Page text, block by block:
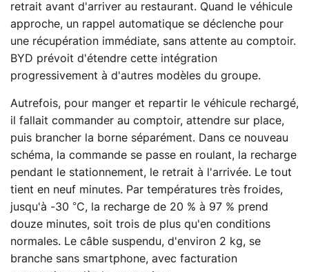
retrait avant d'arriver au restaurant. Quand le véhicule
approche, un rappel automatique se déclenche pour
une récupération immédiate, sans attente au comptoir.
BYD prévoit d'étendre cette intégration
progressivement à d'autres modèles du groupe.
Autrefois, pour manger et repartir le véhicule rechargé,
il fallait commander au comptoir, attendre sur place,
puis brancher la borne séparément. Dans ce nouveau
schéma, la commande se passe en roulant, la recharge
pendant le stationnement, le retrait à l'arrivée. Le tout
tient en neuf minutes. Par températures très froides,
jusqu'à -30 °C, la recharge de 20 % à 97 % prend
douze minutes, soit trois de plus qu'en conditions
normales. Le câble suspendu, d'environ 2 kg, se
branche sans smartphone, avec facturation